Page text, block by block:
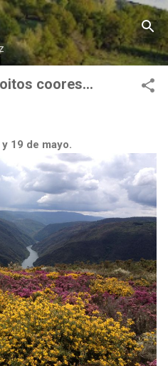
principal
coores...
19 de mayo.